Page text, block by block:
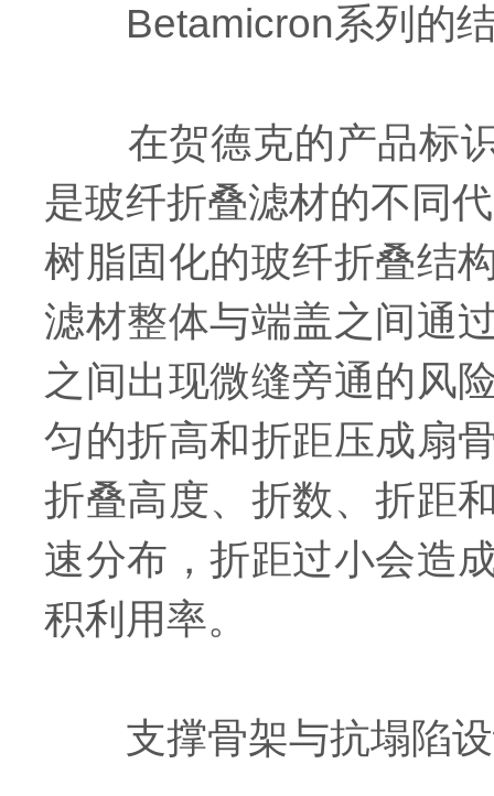
Betamicron系列的结
在贺德克的产品标识
是玻纤折叠滤材的不同
树脂固化的玻纤折叠结
滤材整体与端盖之间通
之间出现微缝旁通的风
匀的折高和折距压成扇
折叠高度、折数、折距
速分布，折距过小会造
积利用率。
支撑骨架与抗塌陷